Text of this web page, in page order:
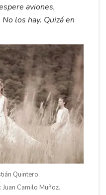
aviones,
los hay. Quizá en
Quintero.
Camilo Muñoz.